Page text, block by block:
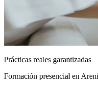
Prácticas reales garantizadas
Formación presencial en